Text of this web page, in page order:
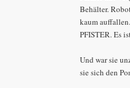
Behälter.
kaum
PFISTER. Es
Und war sie
sie sich den